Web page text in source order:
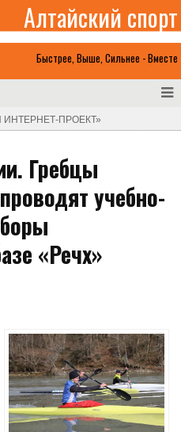
Быстрее, Выше, Сильнее - Вместе
Алтайский спорт
ПРОЕКТ»
Гребцы
учебно-
«Речх»